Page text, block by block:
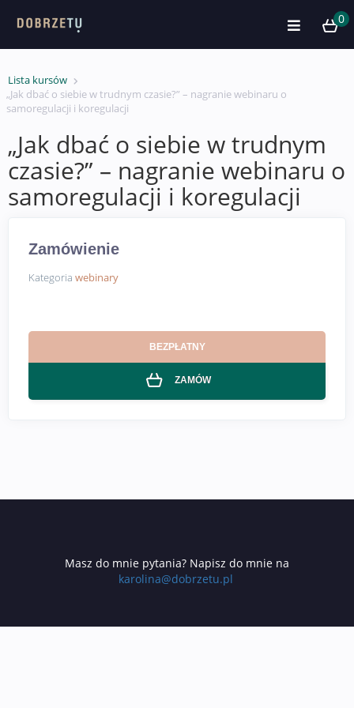
0
Lista kursów
„Jak dbać o siebie w trudnym czasie?” – nagranie webinaru o
samoregulacji i koregulacji
„Jak dbać o siebie w trudnym
czasie?” – nagranie webinaru o
samoregulacji i koregulacji
Zamówienie
Kategoria webinary
BEZPŁATNY
ZAMÓW
Masz do mnie pytania? Napisz do mnie na
karolina@dobrzetu.pl